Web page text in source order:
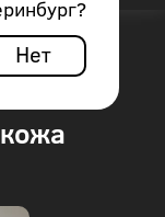
?
Нет
/ Neoplan